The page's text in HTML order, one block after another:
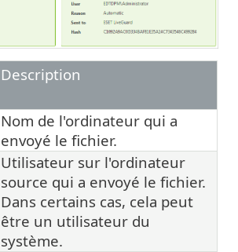
Description
Nom de l'ordinateur qui a
envoyé le fichier.
Utilisateur sur l'ordinateur
source qui a envoyé le fichier.
Dans certains cas, cela peut
être un utilisateur du
système.